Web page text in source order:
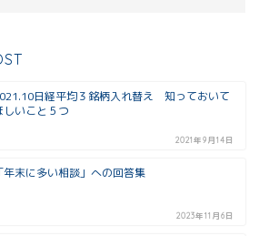
日経平均３銘柄入れ替え 知っておいて
しいこと５つ
2021年9月14日
「年末に多い相談」への回答集
2023年11月6日